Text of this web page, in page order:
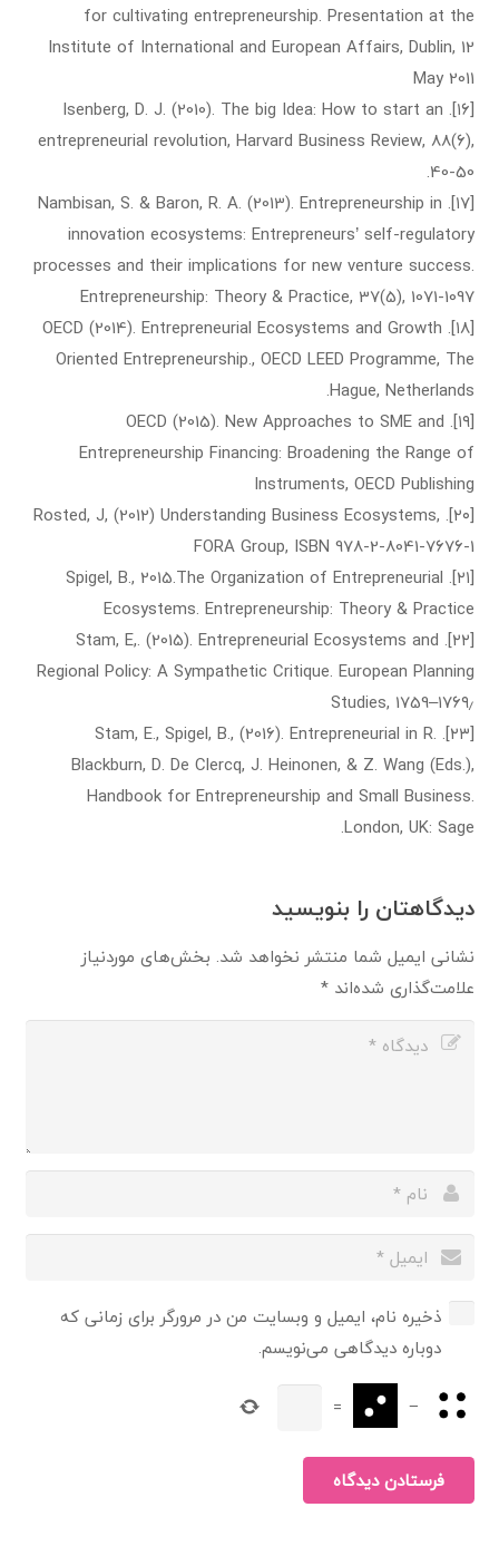
for cultivating entrepreneurship. Presentation at the
Institute of International and European Affairs, Dublin, 12
May 2011
[۱۶]. Isenberg, D. J. (2010). The big Idea: How to start an
entrepreneurial revolution, Harvard Business Review, 88(6),
40-50.
[۱۷]. Nambisan, S. & Baron, R. A. (2013). Entrepreneurship in
innovation ecosystems: Entrepreneurs’ self-regulatory
processes and their implications for new venture success.
Entrepreneurship: Theory & Practice, 37(5), 1071-1097
[۱۸]. OECD (2014). Entrepreneurial Ecosystems and Growth
Oriented Entrepreneurship., OECD LEED Programme, The
Hague, Netherlands.
[۱۹]. OECD (2015). New Approaches to SME and
Entrepreneurship Financing: Broadening the Range of
Instruments, OECD Publishing
[۲۰]. Rosted, J, (2012) Understanding Business Ecosystems,
FORA Group, ISBN 978-2-8041-7676-1
[۲۱]. Spigel, B., 2015.The Organization of Entrepreneurial
Ecosystems. Entrepreneurship: Theory & Practice
[۲۲]. Stam, E,. (2015). Entrepreneurial Ecosystems and
Regional Policy: A Sympathetic Critique. European Planning
Studies, 1759–۱۷۶۹٫
[۲۳]. Stam, E., Spigel, B., (2016). Entrepreneurial in R.
Blackburn, D. De Clercq, J. Heinonen, & Z. Wang (Eds.),
Handbook for Entrepreneurship and Small Business.
London, UK: Sage.
دیدگاهتان را بنویسید
نشانی ایمیل شما منتشر نخواهد شد. بخش‌های موردنیاز
علامت‌گذاری شده‌اند*
ذخیره نام، ایمیل و وبسایت من در مرورگر برای زمانی که
دوباره دیدگاهی می‌نویسم.
−
=
فرستادن دیدگاه